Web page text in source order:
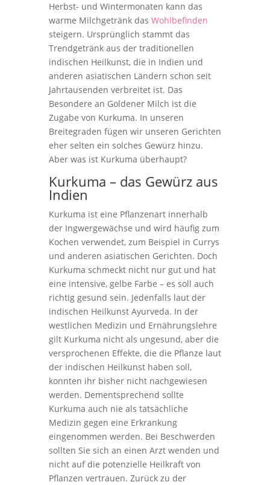
Herbst- und Wintermonaten kann das
warme Milchgetränk das Wohlbefinden
steigern. Ursprünglich stammt das
Trendgetränk aus der traditionellen
indischen Heilkunst, die in Indien und
anderen asiatischen Ländern schon seit
Jahrtausenden verbreitet ist. Das
Besondere an Goldener Milch ist die
Zugabe von Kurkuma. In unseren
Breitegraden fügen wir unseren Gerichten
eher selten ein solches Gewürz hinzu.
Aber was ist Kurkuma überhaupt?
Kurkuma – das Gewürz aus
Indien
Kurkuma ist eine Pflanzenart innerhalb
der Ingwergewächse und wird häufig zum
Kochen verwendet, zum Beispiel in Currys
und anderen asiatischen Gerichten. Doch
Kurkuma schmeckt nicht nur gut und hat
eine intensive, gelbe Farbe – es soll auch
richtig gesund sein. Jedenfalls laut der
indischen Heilkunst Ayurveda. In der
westlichen Medizin und Ernährungslehre
gilt Kurkuma nicht als ungesund, aber die
versprochenen Effekte, die die Pflanze laut
der indischen Heilkunst haben soll,
konnten ihr bisher nicht nachgewiesen
werden. Dementsprechend sollte
Kurkuma auch nie als tatsächliche
Medizin gegen eine Erkrankung
eingenommen werden. Bei Beschwerden
sollten Sie sich an einen Arzt wenden und
nicht auf die potenzielle Heilkraft von
Pflanzen vertrauen. Zurück zu der